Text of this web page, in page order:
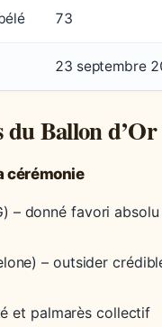
73
23 septembre
du Ballon d’Or
cérémonie
– donné favori
– outsider
et palmarès collectif